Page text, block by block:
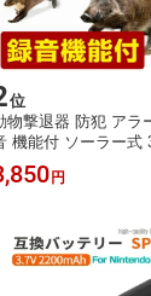
位
物撃退器 防犯 アラ
機能付 ソーラー式
ー 赤外線 リモコン
獣 猫よけ 侵入防止
ヌキ 畑 庭 菜園 埋め
ス 駆除グッズ 対策 充
円